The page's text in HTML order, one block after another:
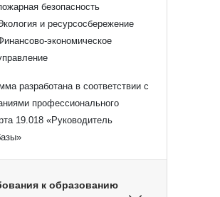
безопасность
и ресурсосбережение
экономическое
разработана в соответствии с
профессионального
19.018 «Руководитель
к образованию